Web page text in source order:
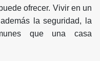
ofrecer. Vivir en un
la seguridad, la
que una casa